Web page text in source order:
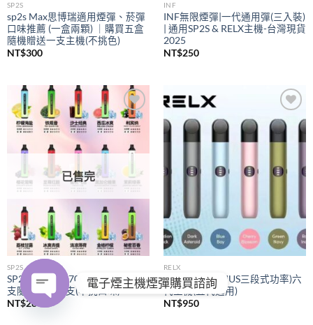
SP2S
sp2s Max思博瑞適用煙彈、菸彈
口味推薦 (一盒兩顆) ｜購買五盒
隨機贈送一支主機(不挑色)
NT$300
INF
INF無限煙彈|一代通用彈(三入裝)
| 通用SP2S & RELX主機-台灣現貨
2025
NT$250
Add to
wishlist
已售完
SP2S
SP2S拋棄式
7000口｜購買五
支隨機贈送一支(不挑口味)
NT$280
Add to
wishlist
RELX
RELX悅刻
(PIUS三段式功率)六
代主機(五代通用)
NT$950
電子煙主機煙彈購買諮詢